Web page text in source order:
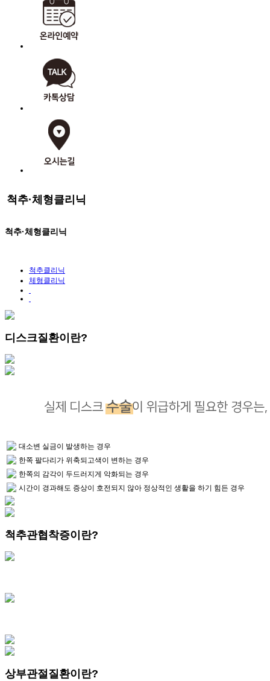
척추·체형클리닉
척추·체형클리닉
척추클리닉
체형클리닉
디스크질환이란?
대소변 실금이 발생하는 경우
한쪽 팔다리가 위축되고색이 변하는 경우
한쪽의 감각이 두드러지게 악화되는 경우
시간이 경과해도 증상이 호전되지 않아 정상적인 생활을 하기 힘든 경우
척추관협착증이란?
상부관절질환이란?